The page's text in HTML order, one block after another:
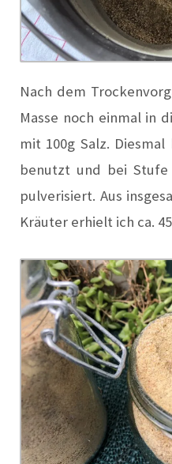
Nach dem
Masse noch einmal in
mit 100g Salz.
benutzt und bei
pulverisiert. Aus
Kräuter erhielt ich ca.